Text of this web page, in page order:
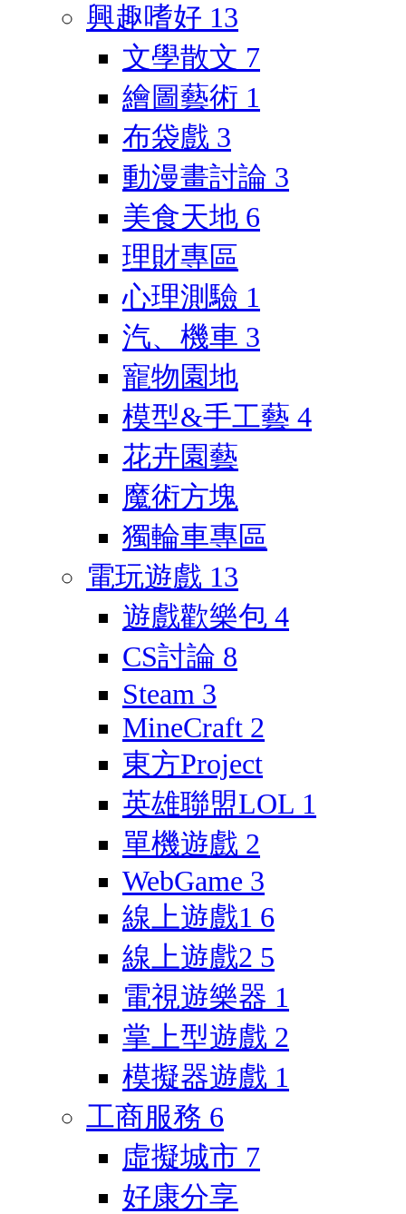
興趣嗜好 13
文學散文 7
繪圖藝術 1
布袋戲 3
動漫畫討論 3
美食天地 6
理財專區
心理測驗 1
汽、機車 3
寵物園地
模型&手工藝 4
花卉園藝
魔術方塊
獨輪車專區
電玩遊戲 13
遊戲歡樂包 4
CS討論 8
Steam 3
MineCraft 2
東方Project
英雄聯盟LOL 1
單機遊戲 2
WebGame 3
線上遊戲1 6
線上遊戲2 5
電視遊樂器 1
掌上型遊戲 2
模擬器遊戲 1
工商服務 6
虛擬城市 7
好康分享